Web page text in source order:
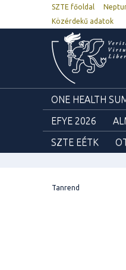
SZTE főoldal
Közérdekű adatok
ONE HEALTH
EFYE 2026
SZTE EÉTK
Tanrend